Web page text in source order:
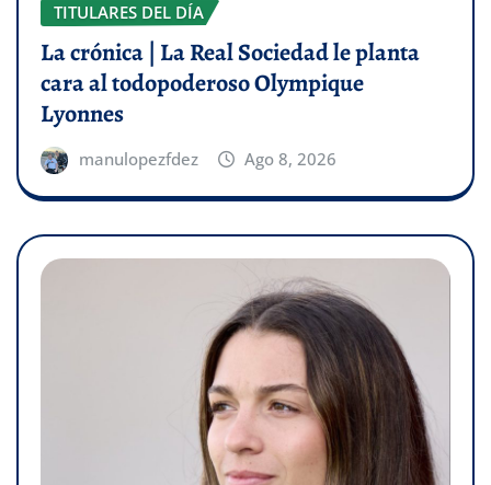
TITULARES DEL DÍA
La crónica | La Real Sociedad le planta
cara al todopoderoso Olympique
Lyonnes
manulopezfdez Ago 8, 2026